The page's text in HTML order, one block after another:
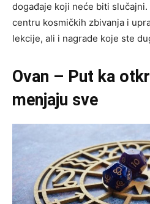
događaje koji neće biti slučajni.
centru kosmičkih zbivanja i
lekcije, ali i nagrade koje ste
Ovan – Put ka
menjaju sve